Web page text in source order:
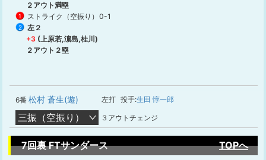
２アウト満塁
1 ストライク（空振り） 0-1
2
左２
+3 (上原若,濵島,桂川)
２アウト２塁
6番 松村 蒼生(遊) 左打 投手:生田 惇一郎
三振（空振り） ３アウトチェンジ
7回裏 FTサンダース TOPへ